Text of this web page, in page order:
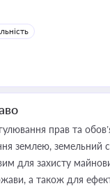
прав та
землею, земельний
для захисту
а також для